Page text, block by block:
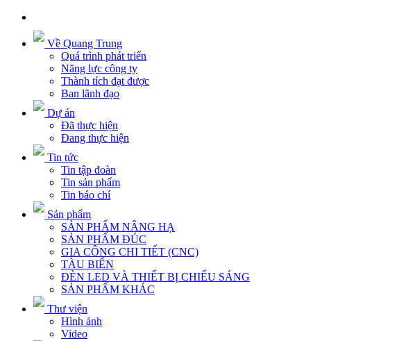
Về Quang Trung
Quá trình phát triển
Năng lực công ty
Thành tích đạt được
Ban lãnh đạo
Dự án
Đã thực hiện
Đang thực hiện
Tin tức
Tin tập đoàn
Tin sản phẩm
Tin báo chí
Sản phẩm
SẢN PHẨM NÂNG HẠ
SẢN PHẨM ĐÚC
GIA CÔNG CHI TIẾT (CNC)
TÀU BIỂN
ĐÈN LED VÀ THIẾT BỊ CHIẾU SÁNG
SẢN PHẨM KHÁC
Thư viện
Hình ảnh
Video